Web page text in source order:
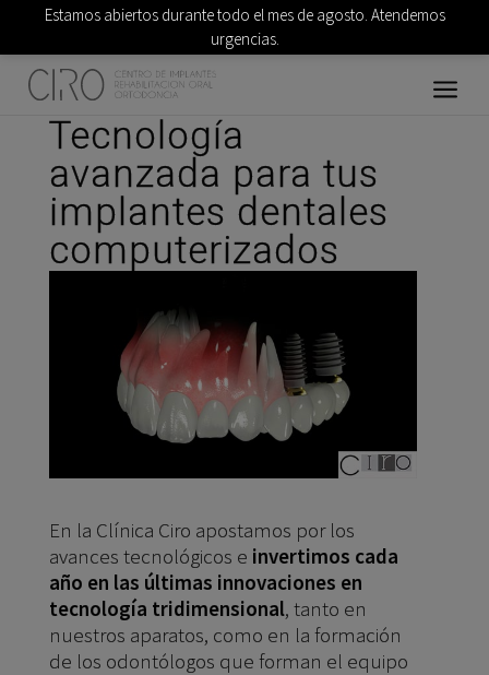
Tecnología
avanzada para tus
implantes dentales
computerizados
En la Clínica Ciro apostamos por los
avances tecnológicos e invertimos cada
año en las últimas innovaciones en
tecnología tridimensional, tanto en
nuestros aparatos, como en la formación
de los odontólogos que forman el equipo
Estamos abiertos durante todo el mes de agosto. Atendemos
urgencias.